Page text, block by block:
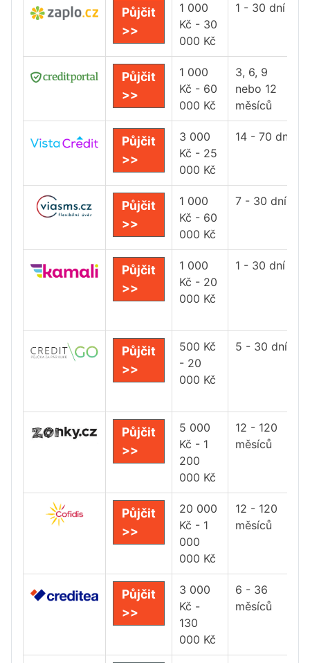
Půjčit
>>
1 000
Kč - 30
000 Kč
1 - 30 dní
Půjčit
>>
1 000
Kč - 60
000 Kč
3, 6, 9
nebo 12
měsíců
Půjčit
>>
3 000
Kč - 25
000 Kč
14 - 70 dní
Půjčit
>>
1 000
Kč - 60
000 Kč
7 - 30 dní
Půjčit
>>
1 000
Kč - 20
000 Kč
1 - 30 dní
Půjčit
>>
500 Kč
- 20
000 Kč
5 - 30 dní
Půjčit
>>
5 000
Kč - 1
200
000 Kč
12 - 120
měsíců
Půjčit
>>
20 000
Kč - 1
000
000 Kč
12 - 120
měsíců
Půjčit
>>
3 000
Kč -
130
000 Kč
6 - 36
měsíců